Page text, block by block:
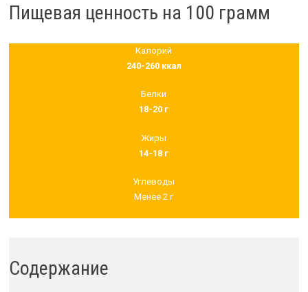
Пищевая ценность на 100 грамм
Калорий
240-260 ккал
Белки
18-20 г
Жиры
14-18 г
Углеводы
Менее 2 г
Содержание